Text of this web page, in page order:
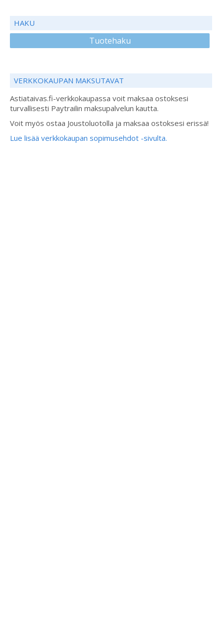
HAKU
Tuotehaku
VERKKOKAUPAN MAKSUTAVAT
Astiataivas.fi-verkkokaupassa voit maksaa ostoksesi
turvallisesti Paytrailin maksupalvelun kautta.
Voit myös ostaa Joustoluotolla ja maksaa ostoksesi erissä!
Lue lisää verkkokaupan sopimusehdot -sivulta.